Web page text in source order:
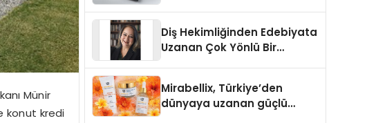
Münir
konut kredi
Diş Hekimliğinden Edebiyata
Uzanan Çok Yönlü Bir
Mirabellix, Türkiye’den
dünyaya uzanan güçlü